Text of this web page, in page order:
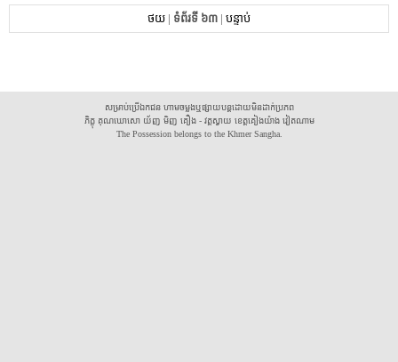
ថយ | ទំព័រទី ៦៣ | បន្ទាប់
សម្រាប់ប្រើឯកជន ហាមចម្លងឬផ្សាយបន្តដោយមិនដាក់ប្រភព
ភិក្ខុ គុណឃោសោ យ័ញ មិញ គឿង - វត្តស្វាយ ខេត្តគៀងយ៉ាង វៀតណាម
The Possession belongs to the Khmer Sangha.